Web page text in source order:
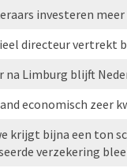
investeren
directeur vertrekt
na Limburg blijft
economisch zeer
krijgt bijna een ton
verzekering